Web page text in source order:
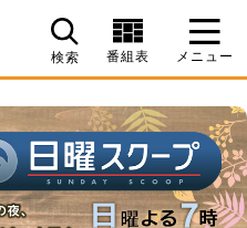
検索 番組表 メニュー